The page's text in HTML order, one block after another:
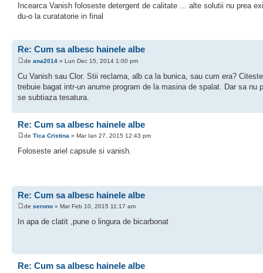
Incearca Vanish foloseste detergent de calitate ... alte solutii nu prea
du-o la curatatorie in final
Re: Cum sa albesc hainele albe
de ana2014 » Lun Dec 15, 2014 1:00 pm
Cu Vanish sau Clor. Stii reclama, alb ca la bunica, sau cum era?
trebuie bagat intr-un anume program de la masina de spalat. Dar sa nu
se subtiaza tesatura.
Re: Cum sa albesc hainele albe
de Tica Cristina » Mar Ian 27, 2015 12:43 pm
Foloseste ariel capsule si vanish.
Re: Cum sa albesc hainele albe
de serono » Mar Feb 10, 2015 11:17 am
In apa de clatit ,pune o lingura de bicarbonat
Re: Cum sa albesc hainele albe